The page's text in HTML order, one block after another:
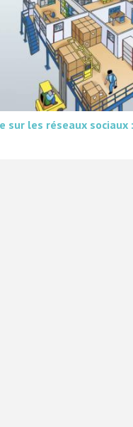
sur les réseaux sociaux :